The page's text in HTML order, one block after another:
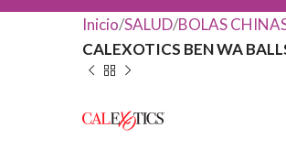
Inicio SALUD BOLAS
CALEXOTICS BEN WA